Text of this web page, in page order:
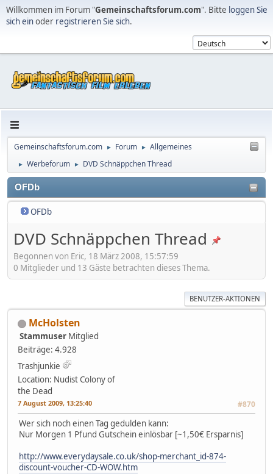
Willkommen im Forum "Gemeinschaftsforum.com". Bitte loggen Sie
sich einoder registrieren Sie sich.
Gemeinschaftsforum.com ► Forum ► Allgemeines
► Werbeforum ► DVD Schnäppchen Thread
OFDb
OFDb
DVD Schnäppchen Thread
Begonnen von Eric, 18 März 2008, 15:57:59
0 Mitglieder und 13 Gäste betrachten dieses Thema.
BENUTZER-AKTIONEN
McHolsten
Stammuser Mitglied
Beiträge: 4.928
Trashjunkie
Location: Nudist Colony of
the Dead
7 August 2009, 13:25:40 #870
Wer sich noch einen Tag gedulden kann:
Nur Morgen 1 Pfund Gutschein einlösbar [~1,50€ Ersparnis]
http://www.everydaysale.co.uk/shop-merchant_id-874-
discount-voucher-CD-WOW.htm